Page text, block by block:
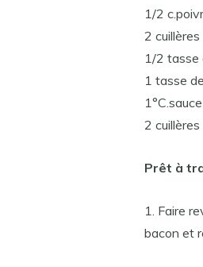
1/2
2
1/2 tasse
1 tasse
2
Prêt à
1. Faire
bacon et